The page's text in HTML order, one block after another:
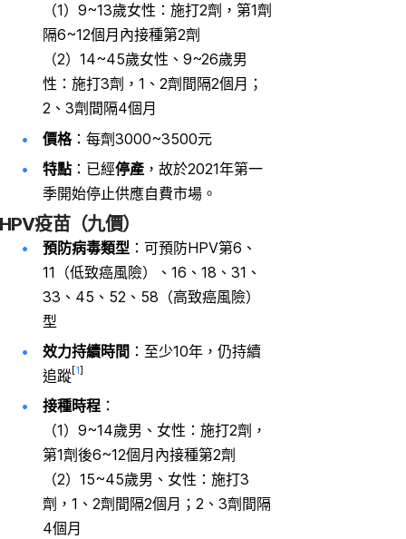
（1）9~13歲女性：施打2劑，第1劑
隔6~12個月內接種第2劑
（2）14~45歲女性、9~26歲男
性：施打3劑，1、2劑間隔2個月；
2、3劑間隔4個月
價格：每劑3000~3500元
特點：已經停產，故於2021年第一
季開始停止供應自費市場。
疫苗（九價）
預防病毒類型 ：可預防HPV第6、
11（低致癌風險）、16、18、31、
33、45、52、58（高致癌風險）
型
效力持續時間：至少10年，仍持續
追蹤[1]
接種時程：
（1）9~14歲男、女性：施打2劑，
第1劑後6~12個月內接種第2劑
（2）15~45歲男、女性：施打3
劑，1、2劑間隔2個月；2、3劑間隔
4個月